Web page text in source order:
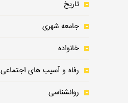
تاریخ
جامعه شهری
خانواده
رفاه و آسیب های اجتماعی
روانشناسی